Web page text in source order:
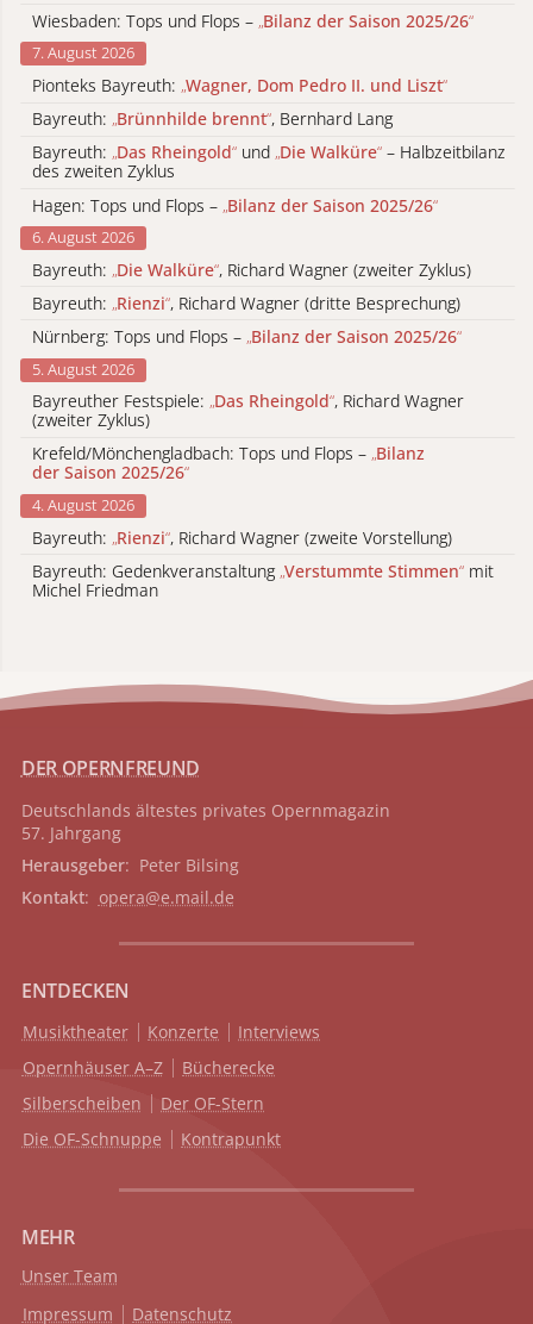
Wiesbaden: Tops und Flops – „Bilanz der Saison 2025/26“
7. August 2026
Pionteks Bayreuth: „Wagner, Dom Pedro II. und Liszt“
Bayreuth: „Brünnhilde brennt“, Bernhard Lang
Bayreuth: „Das Rheingold“ und „Die Walküre“ – Halbzeitbilanz
des zweiten Zyklus
Hagen: Tops und Flops – „Bilanz der Saison 2025/26“
6. August 2026
Bayreuth: „Die Walküre“, Richard Wagner (zweiter Zyklus)
Bayreuth: „Rienzi“, Richard Wagner (dritte Besprechung)
Nürnberg: Tops und Flops – „Bilanz der Saison 2025/26“
5. August 2026
Bayreuther Festspiele: „Das Rheingold“, Richard Wagner
(zweiter Zyklus)
Krefeld/Mönchengladbach: Tops und Flops – „Bilanz
der Saison 2025/26“
4. August 2026
Bayreuth: „Rienzi“, Richard Wagner (zweite Vorstellung)
Bayreuth: Gedenkveranstaltung „Verstummte Stimmen“ mit
Michel Friedman
DER OPERNFREUND
Deutschlands ältestes privates Opernmagazin
57. Jahrgang
Herausgeber: Peter Bilsing
Kontakt: opera@e.mail.de
ENTDECKEN
Musiktheater Konzerte
Interviews
Opernhäuser A–Z
Bücherecke
Silberscheiben
Der OF-Stern
Die OF-Schnuppe
Kontrapunkt
MEHR
Unser Team
Impressum
Datenschutz